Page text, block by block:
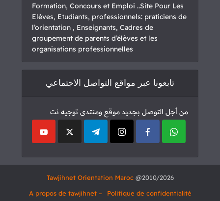
Formation, Concours et Emploi ..Site Pour Les
Elèves, Etudiants, professionnels: praticiens de
l’orientation , Enseignants, Cadres de
groupement de parents d’élèves et les
organisations professionnelles
تابعونا عبر مواقع التواصل الاجتماعي
من أجل التوصل بجديد موقع ومنتدى توجيه نت
2010/2026@
Tawjihnet Orientation Maroc
Politique de confidentialité
– A propos de tawjihnet